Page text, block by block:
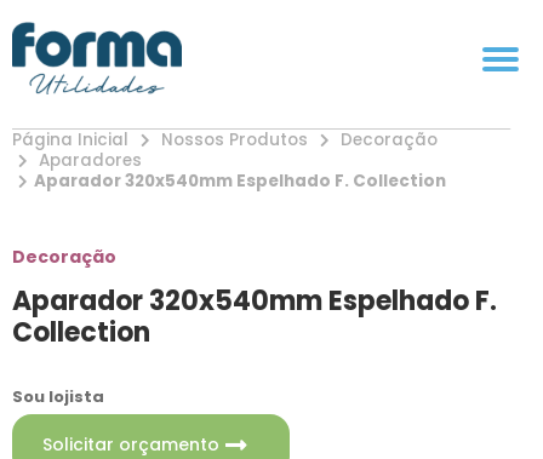
Página Inicial Nossos Produtos
Decoração
Aparadores
Aparador 320x540mm Espelhado F. Collection
Decoração
Aparador 320x540mm Espelhado F.
Collection
Sou lojista
Solicitar orçamento